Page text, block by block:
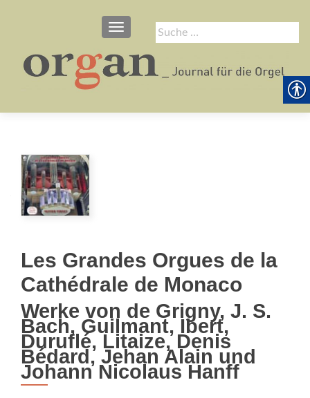
Suche
nach:
SCHALTE NAVIGATION
Les Grandes Orgues de la
Cathédrale de Monaco
Werke von de Grigny, J. S.
Bach, Guilmant, Ibert,
Duruflé, Litaize, Denis
Bédard, Jehan Alain und
Johann Nicolaus Hanff